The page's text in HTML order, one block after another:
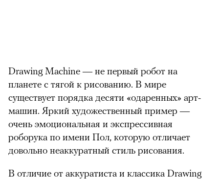
Drawing Machine — не первый робот на
планете с тягой к рисованию. В мире
существует порядка десяти «одаренных» арт-
машин. Яркий художественный пример —
очень эмоциональная и экспрессивная
роборука по имени Пол, которую отличает
довольно неаккуратный стиль рисования.
В отличие от аккуратиста и классика Drawing